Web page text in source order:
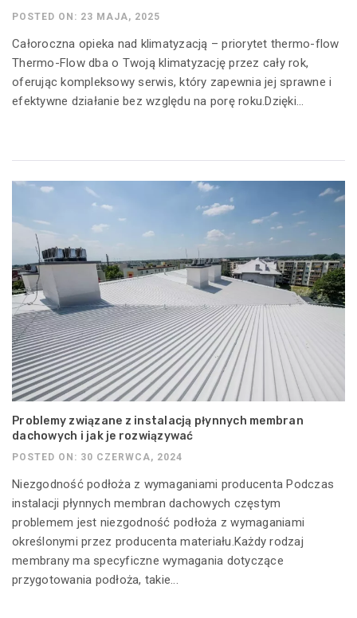
POSTED ON: 23 MAJA, 2025
Całoroczna opieka nad klimatyzacją – priorytet thermo-flow
Thermo-Flow dba o Twoją klimatyzację przez cały rok,
oferując kompleksowy serwis, który zapewnia jej sprawne i
efektywne działanie bez względu na porę roku.Dzięki...
Problemy związane z instalacją płynnych membran
dachowych i jak je rozwiązywać
POSTED ON: 30 CZERWCA, 2024
Niezgodność podłoża z wymaganiami producenta Podczas
instalacji płynnych membran dachowych częstym
problemem jest niezgodność podłoża z wymaganiami
określonymi przez producenta materiału.Każdy rodzaj
membrany ma specyficzne wymagania dotyczące
przygotowania podłoża, takie...